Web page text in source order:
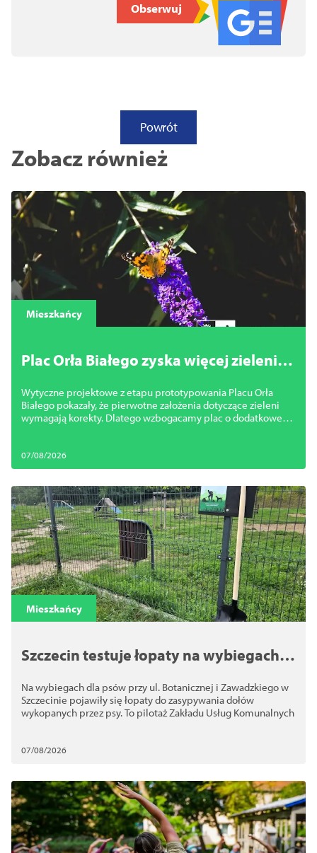
Obserwuj
Powrót
Zobacz również
Mieszkańcy
Plac Orła Białego zyska więcej zieleni.
Wytyczne projektowe z etapu prototypowania Placu Orła
Białego pokazały, że pierwotne założenia dotyczące zieleni
wymagają korekty. Dlatego wzbogacamy plac o dodatkowe
07/08/2026
Mieszkańcy
Szczecin testuje łopaty na wybiegach
Na wybiegach dla psów przy ul. Botanicznej i Zawadzkiego w
Szczecinie pojawiły się łopaty do zasypywania dołów
wykopanych przez psy. To pilotaż Zakładu Usług Komunalnych
07/08/2026